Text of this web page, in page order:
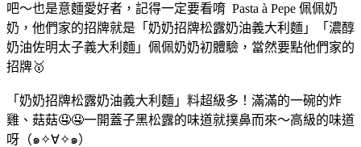
吧～也是意麵愛好者，記得一定要看唷 Pasta à Pepe 佩佩奶
奶，他們家的招牌就是「奶奶招牌松露奶油義大利麵」「濃醇
奶油佐明太子義大利麵」佩佩奶奶初體驗，當然要點他們家的
招牌🥇
「奶奶招牌松露奶油義大利麵」料超級多！滿滿的一碗的炸
雞、菇菇🤤🤤一開蓋子黑松露的味道就撲鼻而來～高級的味道
呀（๑✧∀✧๑）